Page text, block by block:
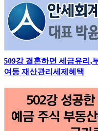
509강 결혼하면 세금유리,
여등 재산관리세제혜택